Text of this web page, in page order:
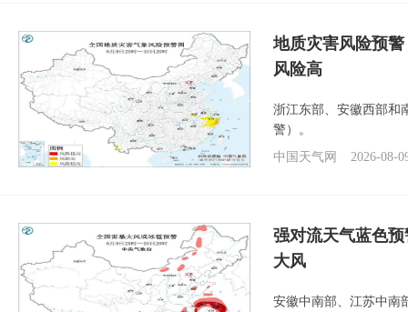
地质灾害风险预
风险高
浙江东部、安徽西部和
警）。
中国天气网
2026-08-
强对流天气蓝色
大风
安徽中南部、江苏中南